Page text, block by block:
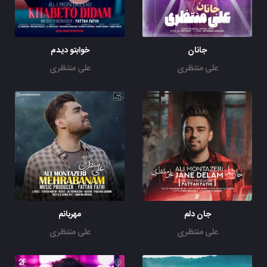
جانان
علی منتظری
خوابتو دیدم
علی منتظری
جان دلم
علی منتظری
مهربانم
علی منتظری